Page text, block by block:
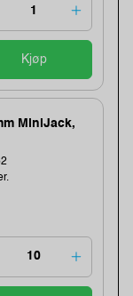
Kjøp
MiniJack,